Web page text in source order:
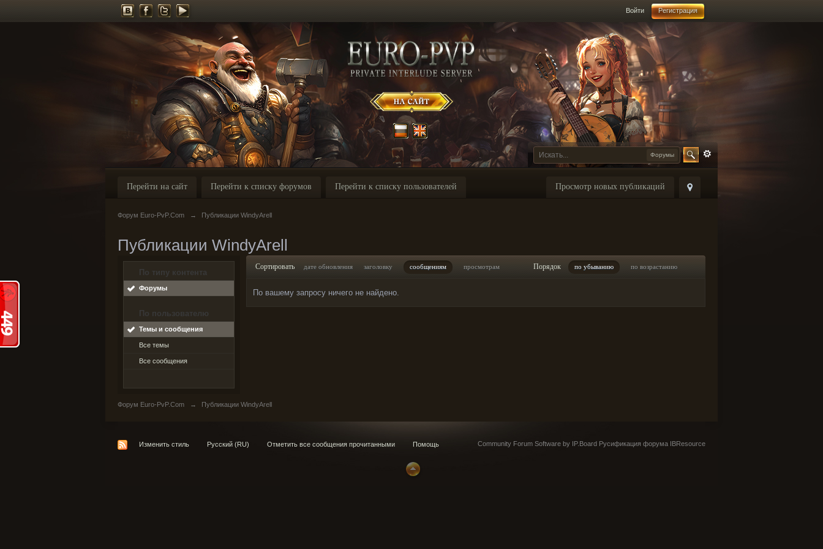
Войти Регистрация
Форумы
Просмотр новых публикаций
Перейти на сайт Перейти к списку форумов Перейти к списку пользователей
Форум Euro-PvP.Com → Публикации WindyArell
Публикации WindyArell
По типу контента
Форумы
По пользователю
Темы и сообщения
Все темы
Все сообщения
Сортировать дате обновления заголовку сообщениям просмотрам Порядок по убыванию по возрастанию
По вашему запросу ничего не найдено.
Форум Euro-PvP.Com → Публикации WindyArell
Изменить стиль Русский (RU) Отметить все сообщения прочитанными Помощь Community Forum Software by IP.Board Русификация форума IBResource